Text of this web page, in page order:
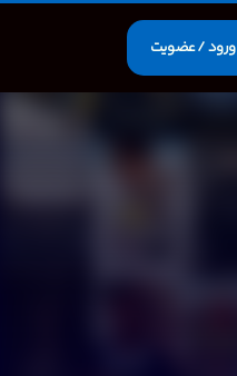
ورود / عضویت